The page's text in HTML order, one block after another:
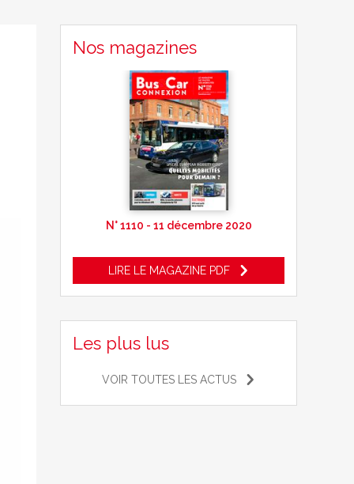
Nos magazines
N° 1110 - 11 décembre 2020
LIRE LE MAGAZINE PDF
Les plus lus
VOIR TOUTES LES ACTUS